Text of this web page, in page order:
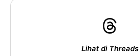
Lihat di Threads